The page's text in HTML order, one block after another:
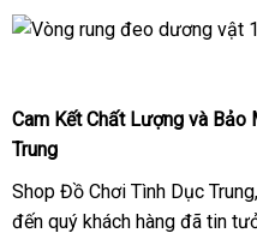
Cam Kết Chất Lượng hướng
và Bảo
Trung
Shop Đồ Chơi Tình Dục Trung
đến quý khách hàng giá
đã tin